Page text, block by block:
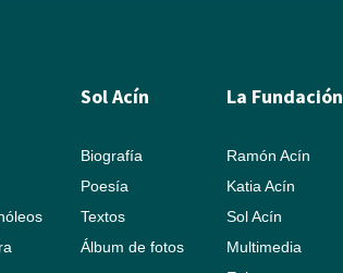
Sol Acín
Biografía
Poesía
Textos
Álbum de fotos
La Fundación
Ramón Acín
Katia Acín
Sol Acín
Multimedia